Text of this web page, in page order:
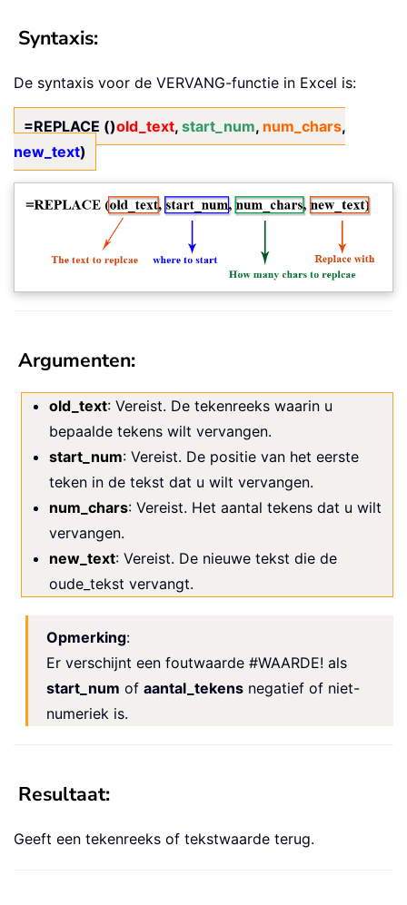
Syntaxis:
De syntaxis voor de VERVANG-functie in Excel is:
=REPLACE ()old_text, start_num, num_chars,
new_text)
Argumenten:
old_text: Vereist. De tekenreeks waarin u
bepaalde tekens wilt vervangen.
start_num: Vereist. De positie van het eerste
teken in de tekst dat u wilt vervangen.
num_chars: Vereist. Het aantal tekens dat u wilt
vervangen.
new_text: Vereist. De nieuwe tekst die de
oude_tekst vervangt.
Opmerking:
Er verschijnt een foutwaarde #WAARDE! als
start_num of aantal_tekens negatief of niet-
numeriek is.
Resultaat:
Geeft een tekenreeks of tekstwaarde terug.